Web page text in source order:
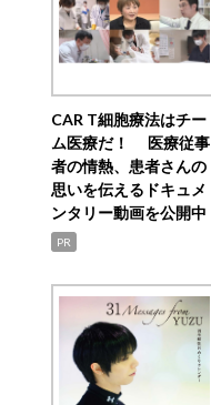
CAR T細胞療法はチー
ム医療だ！ 医療従事
者の情熱、患者さんの
思いを伝えるドキュメ
ンタリー動画を公開中
PR